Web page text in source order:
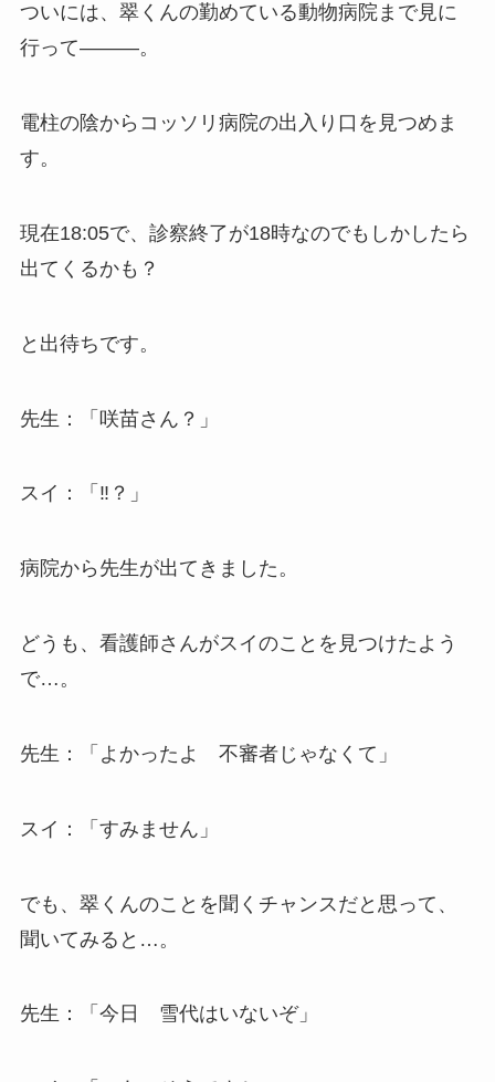
ついには、翠くんの勤めている動物病院まで見に
行って―――。
電柱の陰からコッソリ病院の出入り口を見つめま
す。
現在18:05で、診察終了が18時なのでもしかしたら
出てくるかも？
と出待ちです。
先生：「咲苗さん？」
スイ：「‼？」
病院から先生が出てきました。
どうも、看護師さんがスイのことを見つけたよう
で…。
先生：「よかったよ 不審者じゃなくて」
スイ：「すみません」
でも、翠くんのことを聞くチャンスだと思って、
聞いてみると…。
先生：「今日 雪代はいないぞ」